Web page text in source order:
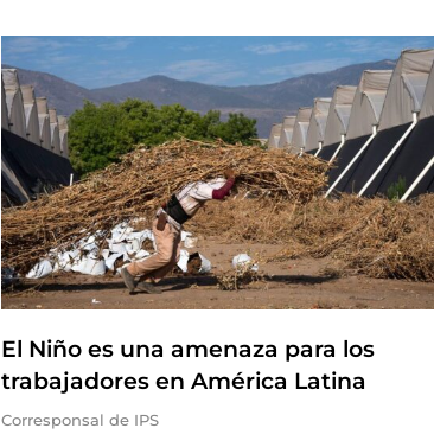
El Niño es una amenaza para los
trabajadores en América Latina
Corresponsal de IPS